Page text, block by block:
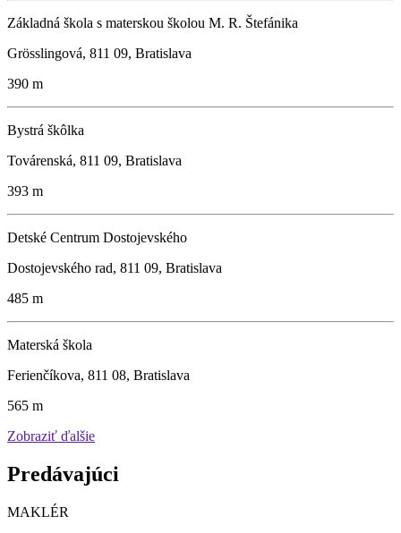
Základná škola s materskou školou M. R. Štefánika
Grösslingová, 811 09, Bratislava
390 m
Bystrá škôlka
Továrenská, 811 09, Bratislava
393 m
Detské Centrum Dostojevského
Dostojevského rad, 811 09, Bratislava
485 m
Materská škola
Ferienčíkova, 811 08, Bratislava
565 m
Zobraziť ďalšie
Predávajúci
MAKLÉR